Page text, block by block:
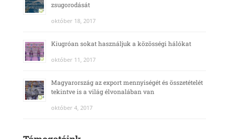
zsugorodását
október 18, 2017
Kiugróan sokat használjuk a közösségi hálókat
október 11, 2017
Magyarország az export mennyiségét és összetételét
tekintve is a világ élvonalában van
október 4, 2017